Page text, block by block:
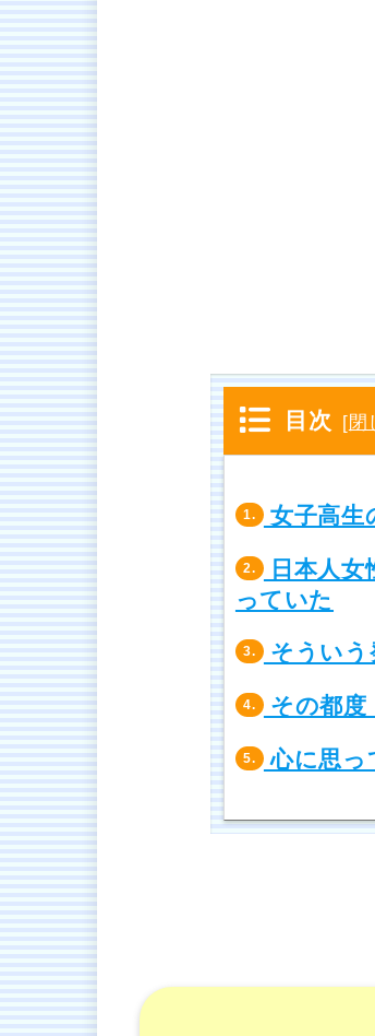
目次 [閉
1. 女子高生
2. 日本人女
っていた
3. そういう
4. その都度
5. 心に思っ